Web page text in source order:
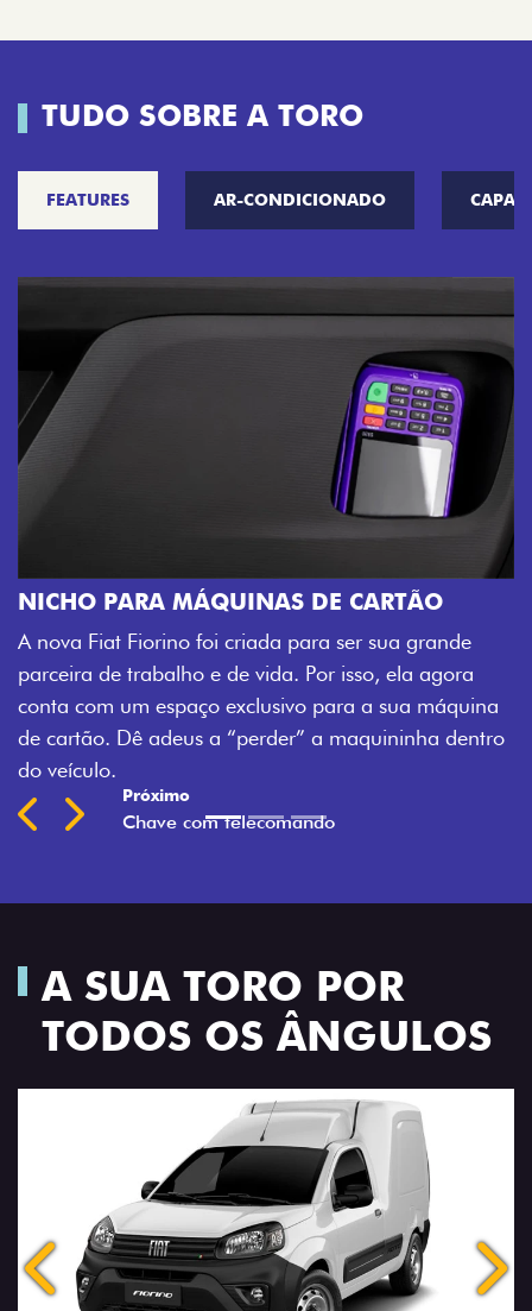
TUDO SOBRE A TORO
FEATURES AR-CONDICIONADO
MÁQUINAS DE CARTÃO
foi criada para ser sua grande
e de vida. Por isso, ela agora
exclusivo para a sua máquina
a “perder” a maquininha dentro
CHAVE COM
Agora, a chave
veículo também à
fechadura. São
mais fluidez para
Previous
Next
A SUA TORO POR
TODOS OS ÂNGULOS
Anterior